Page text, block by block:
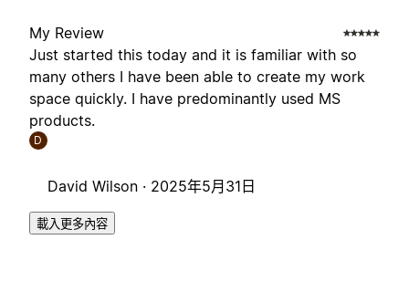
My Review
Just started this today and it is familiar with so
many others I have been able to create my work
space quickly. I have predominantly used MS
products.
D
David Wilson · 2025年5月31日
載入更多內容